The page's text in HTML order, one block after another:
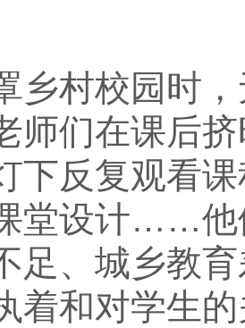
乡村校园时
们在课后挤
下反复观看
堂设计……他
足、城乡教
着和对学生